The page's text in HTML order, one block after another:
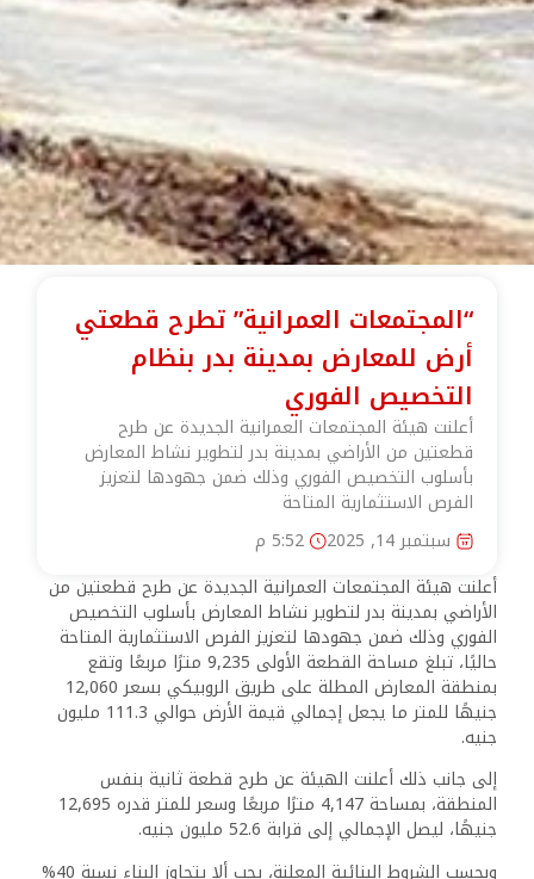
“المجتمعات العمرانية” تطرح قطعتي
أرض للمعارض بمدينة بدر بنظام
التخصيص الفوري
أعلنت هيئة المجتمعات العمرانية الجديدة عن طرح
قطعتين من الأراضي بمدينة بدر لتطوير نشاط المعارض
بأسلوب التخصيص الفوري وذلك ضمن جهودها لتعزيز
الفرص الاستثمارية المتاحة
سبتمبر 14, 2025
5:52 م
أعلنت هيئة المجتمعات العمرانية الجديدة عن طرح قطعتين من
الأراضي بمدينة بدر لتطوير نشاط المعارض بأسلوب التخصيص
الفوري وذلك ضمن جهودها لتعزيز الفرص الاستثمارية المتاحة
حاليًا، تبلغ مساحة القطعة الأولى 9,235 مترًا مربعًا وتقع
بمنطقة المعارض المطلة على طريق الروبيكي بسعر 12,060
جنيهًا للمتر ما يجعل إجمالي قيمة الأرض حوالي 111.3 مليون
جنيه.
إلى جانب ذلك أعلنت الهيئة عن طرح قطعة ثانية بنفس
المنطقة، بمساحة 4,147 مترًا مربعًا وسعر للمتر قدره 12,695
جنيهًا، ليصل الإجمالي إلى قرابة 52.6 مليون جنيه.
وبحسب الشروط البنائية المعلنة، يجب ألا يتجاوز البناء نسبة 40%